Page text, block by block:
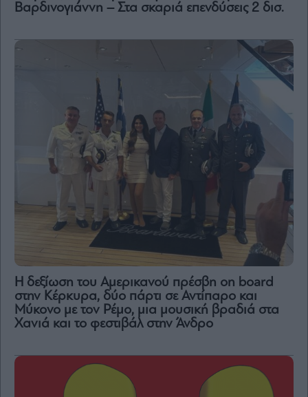
Βαρδινογιάννη – Στα σκαριά επενδύσεις 2 δισ.
H δεξίωση του Αμερικανού πρέσβη on board
στην Κέρκυρα, δύο πάρτι σε Αντίπαρο και
Μύκονο με τον Ρέμο, μια μουσική βραδιά στα
Χανιά και το φεστιβάλ στην Άνδρο